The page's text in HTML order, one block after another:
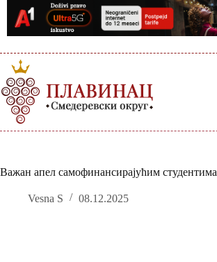
content
Важан апел самофинансирајућим студентима
Vesna S 08.12.2025